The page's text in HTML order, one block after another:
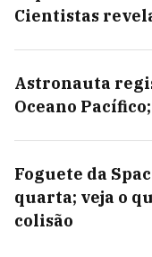
Cientistas
Astronauta
Oceano
Foguete da
quarta; veja o
colisão